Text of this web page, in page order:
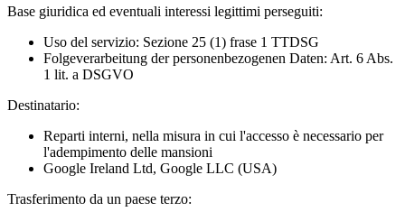
Base giuridica ed eventuali interessi legittimi perseguiti:
Uso del servizio: Sezione 25 (1) frase 1 TTDSG
Folgeverarbeitung der personenbezogenen Daten: Art. 6 Abs.
1 lit. a DSGVO
Destinatario:
Reparti interni, nella misura in cui l'accesso è necessario per
l'adempimento delle mansioni
Google Ireland Ltd, Google LLC (USA)
Trasferimento da un paese terzo: